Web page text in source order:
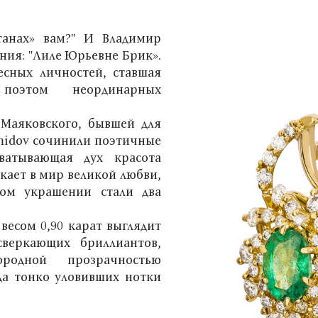
вам?" И Владимир
"Лиле Юрьевне Брик».
личностей, ставшая
неординарных
бывшей для
сочинили поэтичные
дух красота
в мир великой любви,
украшении стали два
0,90 карат выглядит
бриллиантов,
прозрачностью
тонко уловивших нотки